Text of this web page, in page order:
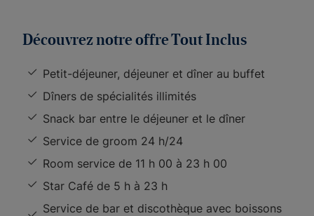
Découvrez notre offre Tout Inclus
Petit-déjeuner, déjeuner et dîner au buffet
Dîners de spécialités illimités
Snack bar entre le déjeuner et le dîner
Service de groom 24 h/24
Room service de 11 h 00 à 23 h 00
Star Café de 5 h à 23 h
Service de bar et discothèque avec boissons